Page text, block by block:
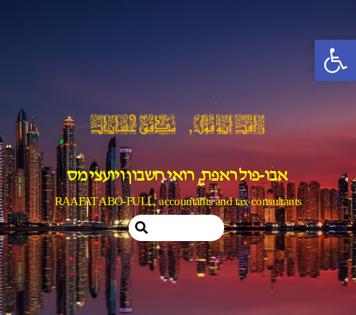
פתח סרגל נגישות
content
אבו-פול ראפת, רואי חשבון ויועצי מס
RAAFAT ABO-FULL, accountants and tax consultants